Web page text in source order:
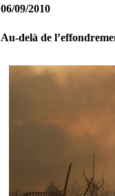
06/09/2010
Au-delà de